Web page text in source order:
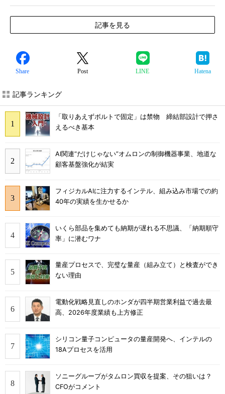
記事を見る
Share Post LINE Hatena
記事ランキング
「取りあえずボルトで固定」は禁物 締結部設計で押さ
えるべき基本
AI関連“だけじゃない”オムロンの制御機器事業、地道な
顧客基盤強化が結実
フィジカルAIに注力するインテル、組み込み市場での約
40年の実績を生かせるか
いくら部品を集めても納期が遅れる不思議、「納期順守
率」に潜むワナ
量産プロセスで、完璧な量産（組み立て）と検査ができ
ない理由
電動化戦略見直しのホンダが四半期営業利益で過去最
高、2026年度業績も上方修正
シリコン量子コンピュータの量産開発へ、インテルの
18Aプロセスを活用
ソニーグループがタムロン買収を提案、その狙いは？
CFOがコメント